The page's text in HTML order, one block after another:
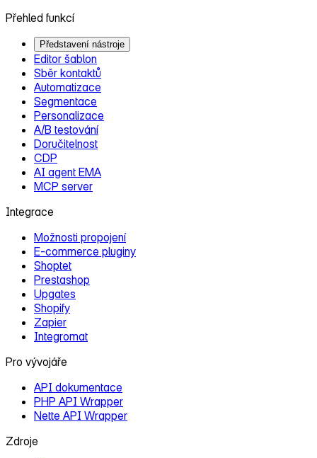
Přehled funkcí
Představení nástroje
Editor šablon
Sběr kontaktů
Automatizace
Segmentace
Personalizace
A/B testování
Doručitelnost
CDP
AI agent EMA
MCP server
Integrace
Možnosti propojení
E‑commerce pluginy
Shoptet
Prestashop
Upgates
Shopify
Zapier
Integromat
Pro vývojáře
API dokumentace
PHP API Wrapper
Nette API Wrapper
Zdroje